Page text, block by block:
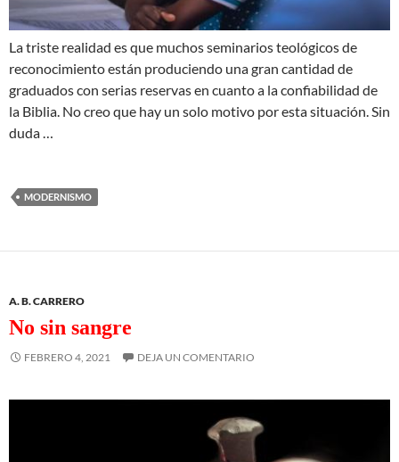
La triste realidad es que muchos seminarios teológicos de
reconocimiento están produciendo una gran cantidad de
graduados con serias reservas en cuanto a la confiabilidad de
la Biblia. No creo que hay un solo motivo por esta situación. Sin
duda …
MODERNISMO
A. B. CARRERO
No sin sangre
FEBRERO 4, 2021 DEJA UN COMENTARIO